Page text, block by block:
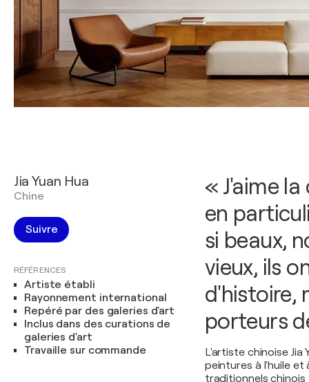
Jia Yuan Hua
Chine
Suivre
RÉFÉRENCES
Artiste établi
Rayonnement international
Repéré par des galeries d'art
Inclus dans des curations de
galeries d'art
Travaille sur commande
« J'aime
en
si beaux,
vieux, ils
d'histoire,
porteurs
L'artiste chinoise Jia
peintures à l'huile
traditionnels